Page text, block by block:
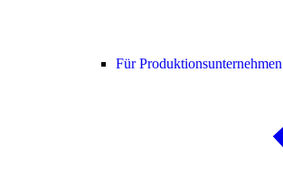
Für Produktionsunternehmen